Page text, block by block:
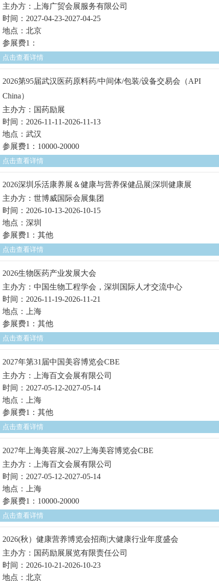
主办方：上海广贸会展服务有限公司
时间：2027-04-23-2027-04-25
地点：北京
参展费1：
点击查看详情
2026第95届武汉医药原料药/中间体/包装/设备交易会（API
China）
主办方：国药励展
时间：2026-11-11-2026-11-13
地点：武汉
参展费1：10000-20000
点击查看详情
2026深圳乐活康养展＆健康与营养保健品展|深圳健康展
主办方：世博威国际会展集团
时间：2026-10-13-2026-10-15
地点：深圳
参展费1：其他
点击查看详情
2026生物医药产业发展大会
主办方：中国生物工程学会，深圳国际人才交流中心
时间：2026-11-19-2026-11-21
地点：上海
参展费1：其他
点击查看详情
2027年第31届中国美容博览会CBE
主办方：上海百文会展有限公司
时间：2027-05-12-2027-05-14
地点：上海
参展费1：其他
点击查看详情
2027年上海美容展-2027上海美容博览会CBE
主办方：上海百文会展有限公司
时间：2027-05-12-2027-05-14
地点：上海
参展费1：10000-20000
点击查看详情
2026(秋）健康营养博览会招商|大健康行业年度盛会
主办方：国药励展展览有限责任公司
时间：2026-10-21-2026-10-23
地点：北京